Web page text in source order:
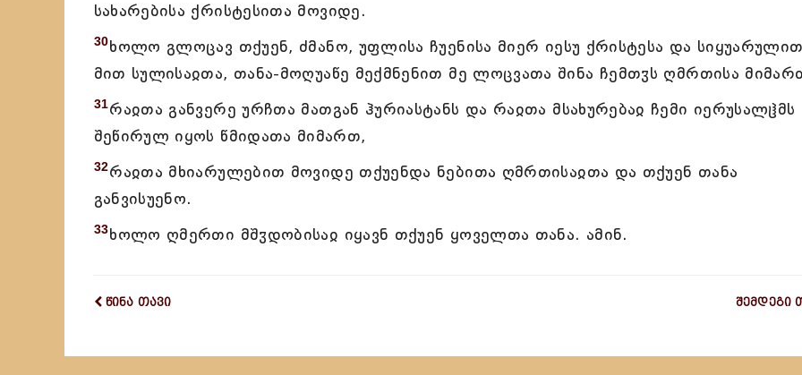
სახარებისა ქრისტესითა მოვიდე.
30ხოლო გლოცავ თქუენ, ძმანო, უფლისა ჩუენისა მიერ იესუ ქრისტესა და
მით სულისაჲთა, თანა-მოღუაწე მექმნენით მე ლოცვათა შინა ჩემთჳს ღმრთისა
31რაჲთა განვერე ურჩთა მათგან ჰურიასტანს და რაჲთა მსახურებაჲ ჩემი იერუსალჱმს
შეწირულ იყოს წმიდათა მიმართ,
32რაჲთა მხიარულებით მოვიდე თქუენდა ნებითა ღმრთისაჲთა და თქუენ თანა
განვისუენო.
33ხოლო ღმერთი მშჳდობისაჲ იყავნ თქუენ ყოველთა თანა. ამინ.
წინა თავი შემდეგი